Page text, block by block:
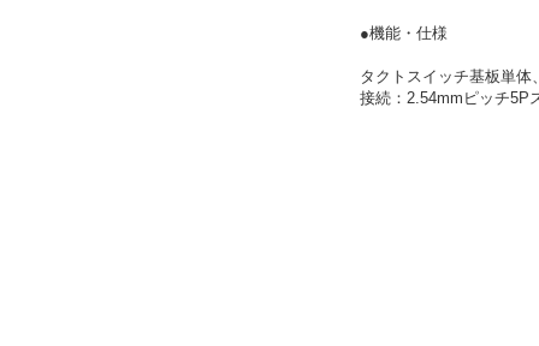
●機能・仕様
タクトスイッチ基板単体
接続：2.54mmピッチ5P